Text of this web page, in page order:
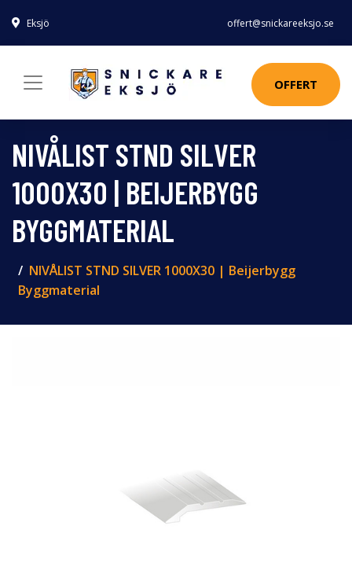
Eksjö offert@snickareeksjo.se
OFFERT
NIVÅLIST STND SILVER
1000X30 | BEIJERBYGG
BYGGMATERIAL
NIVÅLIST STND SILVER 1000X30 | Beijerbygg
Byggmaterial